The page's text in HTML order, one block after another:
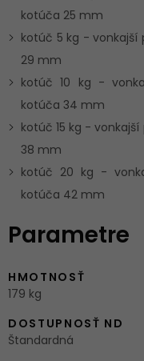
kotúča 25 mm
kotúč 5 kg - vonkajší
29 mm
kotúč 10 kg -
kotúča 34 mm
kotúč 15 kg -
38 mm
kotúč 20 kg -
kotúča 42 mm
Parametre
HMOTNOSŤ
179 kg
DOSTUPNOSŤ ND
Štandardná